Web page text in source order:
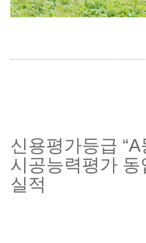
신용평가등급 “A
시공능력평가 동
실적